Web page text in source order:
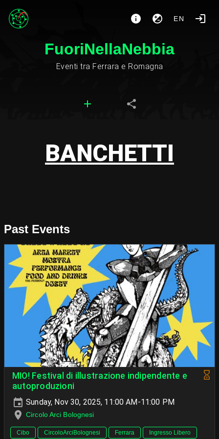
EN
FuoriNellaNebbia
Eventi tra Ferrara e Romagna
BANCHETTI
Past Events
MIO! Festival di illustrazione indipendente e
autoproduzioni
Sunday, Nov 30, 2025, 11:00 AM-11:00 PM
Circolo Arci Bolognesi
Cibo CircoloArciBolognesi Ferrara Ingresso Libero